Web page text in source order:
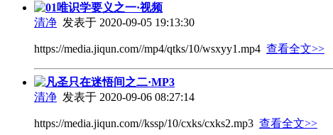
01唯识学要义之一·视频
清净 发表于 2020-09-05 19:13:30
https://media.jiqun.com//mp4/qtks/10/wsxyy1.mp4 查看全文>>
凡圣只在迷悟间之二·MP3
清净 发表于 2020-09-06 08:27:14
https://media.jiqun.com//kssp/10/cxks/cxks2.mp3 查看全文>>